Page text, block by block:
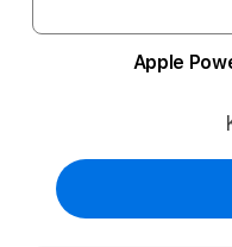
Apple